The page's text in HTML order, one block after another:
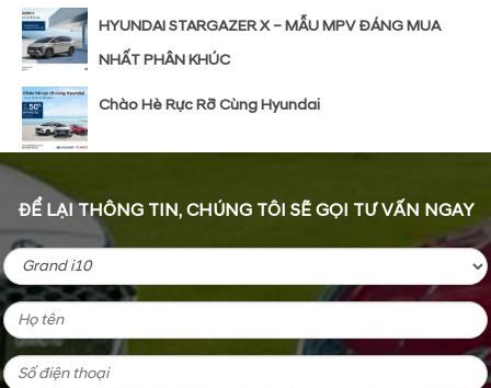
HYUNDAI STARGAZER X – MẪU MPV ĐÁNG MUA
NHẤT PHÂN KHÚC
Chào Hè Rực Rỡ Cùng Hyundai
ĐỂ LẠI THÔNG TIN, CHÚNG TÔI SẼ GỌI TƯ VẤN NGAY